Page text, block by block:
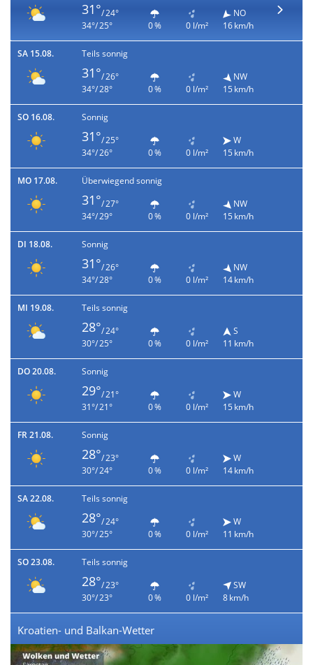
31°/ 24°
34°/ 25°
0 % 0 l/m²
NO
16 km/h
SA 15.08. Teils sonnig
31°/ 26°
34°/ 28°
0 % 0 l/m²
NW
15 km/h
SO 16.08. Sonnig
31°/ 25°
34°/ 26°
0 % 0 l/m²
W
15 km/h
MO 17.08. Überwiegend sonnig
31°/ 27°
34°/ 29°
0 % 0 l/m²
NW
15 km/h
DI 18.08. Sonnig
31°/ 26°
34°/ 28°
0 % 0 l/m²
NW
14 km/h
MI 19.08. Teils sonnig
28°/ 24°
30°/ 25°
0 % 0 l/m²
S
11 km/h
DO 20.08. Sonnig
29°/ 21°
31°/ 21°
0 % 0 l/m²
W
15 km/h
FR 21.08. Sonnig
28°/ 23°
30°/ 24°
0 % 0 l/m²
W
14 km/h
SA 22.08. Teils sonnig
28°/ 24°
30°/ 25°
0 % 0 l/m²
W
11 km/h
SO 23.08. Teils sonnig
28°/ 23°
30°/ 23°
0 % 0 l/m²
SW
8 km/h
Kroatien- und Balkan-Wetter